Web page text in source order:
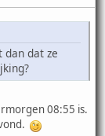
dan dat ze
08:55 is.